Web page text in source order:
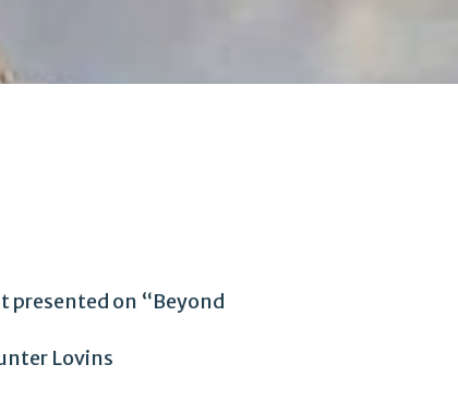
presented on “Beyond
Lovins